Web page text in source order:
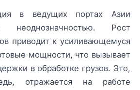
в ведущих портах Азии
неоднозначностью. Рост
приводит к усиливающемуся
мощности, что вызывает
в обработке грузов. Это,
отражается на работе